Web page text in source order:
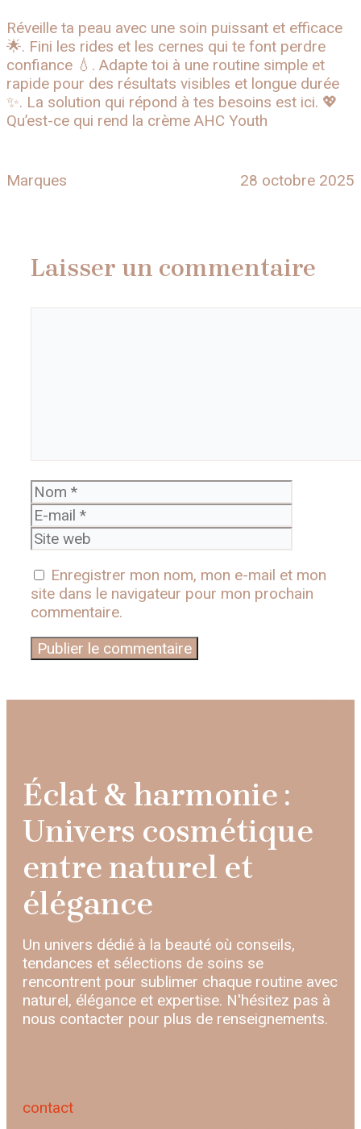
Réveille ta peau avec une soin puissant et efficace
🌟. Fini les rides et les cernes qui te font perdre
confiance 💧. Adapte toi à une routine simple et
rapide pour des résultats visibles et longue durée
✨. La solution qui répond à tes besoins est ici. 💖
Qu’est-ce qui rend la crème AHC Youth
Marques 28 octobre 2025
Laisser un commentaire
Nom
mail
web
Enregistrer mon nom, mon e-mail et mon
site dans le navigateur pour mon prochain
commentaire.
Éclat & harmonie :
Univers cosmétique
entre naturel et
élégance
Un univers dédié à la beauté où conseils,
tendances et sélections de soins se
rencontrent pour sublimer chaque routine avec
naturel, élégance et expertise. N'hésitez pas à
nous contacter pour plus de renseignements.
contact